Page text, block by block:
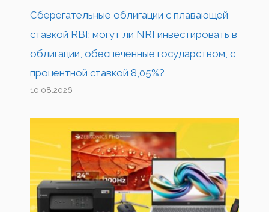
Сберегательные облигации с плавающей
ставкой RBI: могут ли NRI инвестировать в
облигации, обеспеченные государством, с
процентной ставкой 8,05%?
10.08.2026